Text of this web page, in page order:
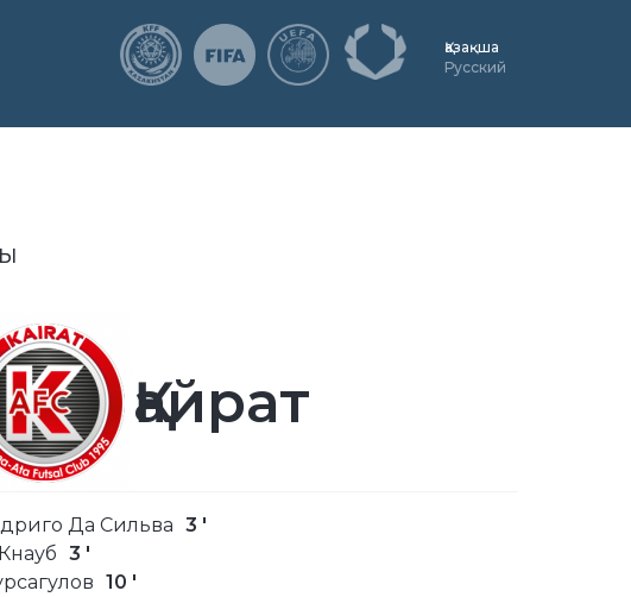
Қазақша
Русский
Қайрат
Да Сильва 3 '
3 '
10 '